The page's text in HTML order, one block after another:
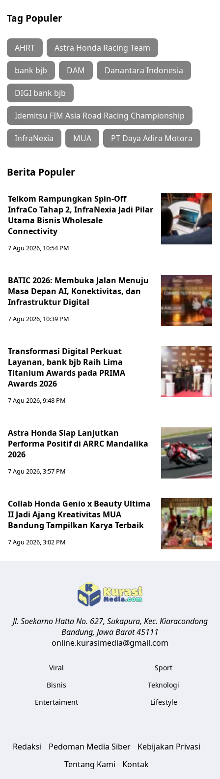
Tag Populer
AHRT Astra Honda Racing Team
bank bjb DAM Danantara Indonesia
DIGI bank bjb
Idemitsu FIM Asia Road Racing Championship
InfraNexia MUA PT Daya Adira Motora
Berita Populer
Telkom Rampungkan Spin-Off
InfraCo Tahap 2, InfraNexia Jadi Pilar
Utama Bisnis Wholesale
Connectivity
7 Agu 2026, 10:54 PM
BATIC 2026: Membuka Jalan Menuju
Masa Depan AI, Konektivitas, dan
Infrastruktur Digital
7 Agu 2026, 10:39 PM
Transformasi Digital Perkuat
Layanan, bank bjb Raih Lima
Titanium Awards pada PRIMA
Awards 2026
7 Agu 2026, 9:48 PM
Astra Honda Siap Lanjutkan
Performa Positif di ARRC Mandalika
2026
7 Agu 2026, 3:57 PM
Collab Honda Genio x Beauty Ultima
II Jadi Ajang Kreativitas MUA
Bandung Tampilkan Karya Terbaik
7 Agu 2026, 3:02 PM
Jl. Soekarno Hatta No. 627, Sukapura, Kec. Kiaracondong
Bandung, Jawa Barat45111
online.kurasimedia@gmail.com
Viral
Bisnis
Entertaiment
Sport
Teknologi
Lifestyle
Redaksi Pedoman Media Siber
Kebijakan Privasi
Tentang Kami
Kontak